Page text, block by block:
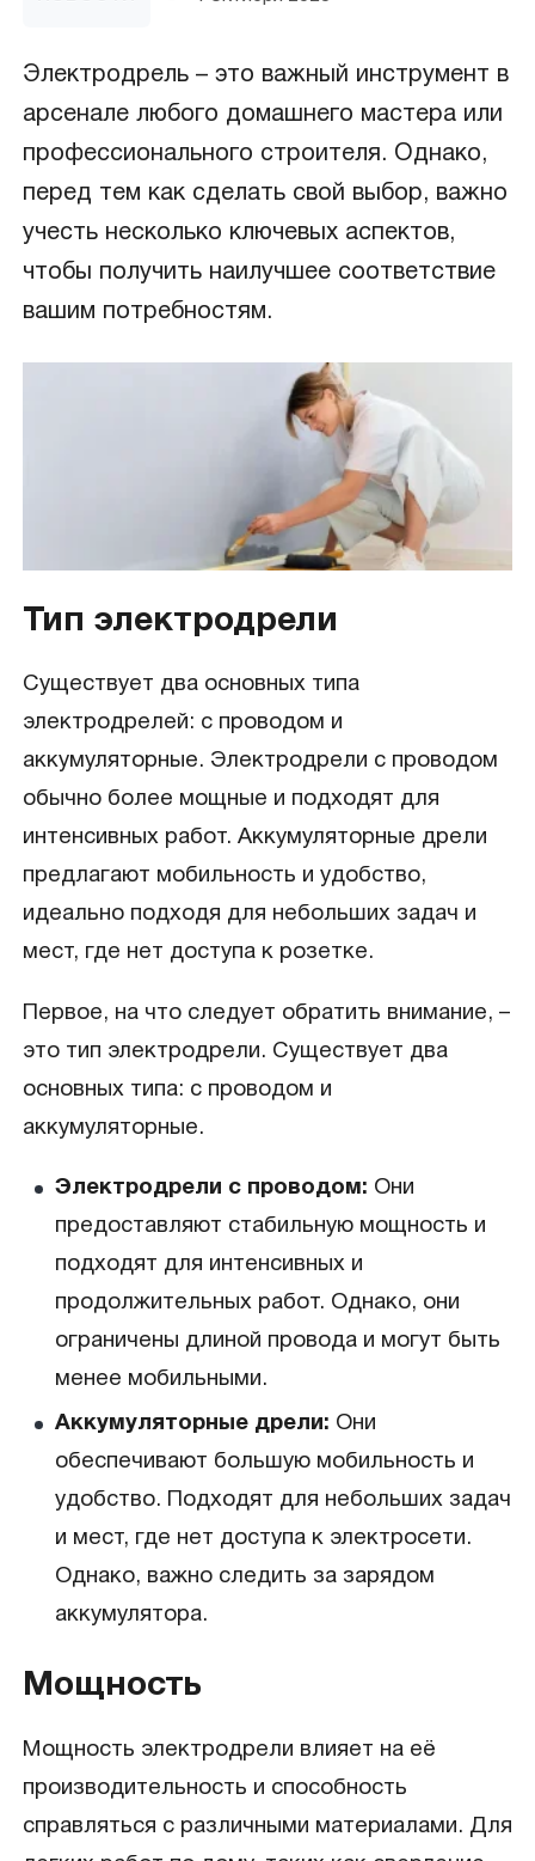
Электродрель – это важный инструмент в
арсенале любого домашнего мастера или
профессионального строителя. Однако,
перед тем как сделать свой выбор, важно
учесть несколько ключевых аспектов,
чтобы получить наилучшее соответствие
вашим потребностям.
Тип электродрели
Существует два основных типа
электродрелей: с проводом и
аккумуляторные. Электродрели с проводом
обычно более мощные и подходят для
интенсивных работ. Аккумуляторные дрели
предлагают мобильность и удобство,
идеально подходя для небольших задач и
мест, где нет доступа к розетке.
Первое, на что следует обратить внимание, –
это тип электродрели. Существует два
основных типа: с проводом и
аккумуляторные.
Электродрели с проводом: Они
предоставляют стабильную мощность и
подходят для интенсивных и
продолжительных работ. Однако, они
ограничены длиной провода и могут быть
менее мобильными.
Аккумуляторные дрели: Они
обеспечивают большую мобильность и
удобство. Подходят для небольших задач
и мест, где нет доступа к электросети.
Однако, важно следить за зарядом
аккумулятора.
Мощность
Мощность электродрели влияет на её
производительность и способность
справляться с различными материалами. Для
конфиденциальности